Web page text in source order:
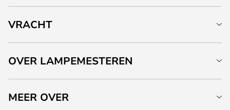
VRACHT
OVER LAMPEMESTEREN
MEER OVER